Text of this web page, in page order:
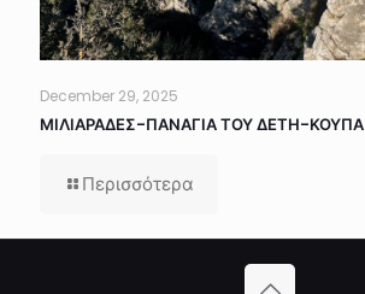
December 29, 2025
ΜΙΛΙΑΡΑΔΕΣ-ΠΑΝΑΓΙΑ ΤΟΥ ΔΕΤΗ-
Περισσότερα